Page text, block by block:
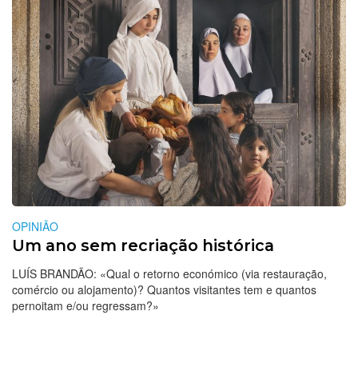
OPINIÃO
Um ano sem recriação histórica
LUÍS BRANDÃO: «Qual o retorno económico (via restauração,
comércio ou alojamento)? Quantos visitantes tem e quantos
pernoitam e/ou regressam?»